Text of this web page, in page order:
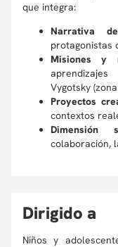
que integra:
Narrativa
protagonistas
Misiones y
Vygotsky
Proyectos
contextos
Dimensión
colaboración,
Dirigido a
Niños y